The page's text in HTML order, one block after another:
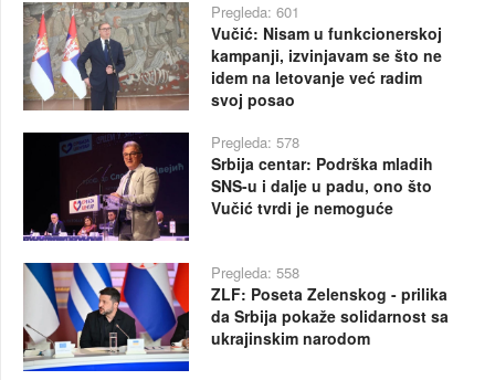
Pregleda: 601
Vučić: Nisam u funkcionerskoj
kampanji, izvinjavam se što ne
idem na letovanje već radim
svoj posao
Pregleda: 578
Srbija centar: Podrška mladih
SNS-u i dalje u padu, ono što
Vučić tvrdi je nemoguće
Pregleda: 558
ZLF: Poseta Zelenskog - prilika
da Srbija pokaže solidarnost sa
ukrajinskim narodom